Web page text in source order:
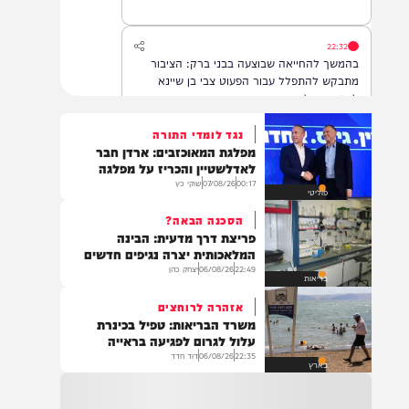
22:32
בהמשך להחייאה שבוצעה בבני ברק: הציבור
לרפואה שלמה
21:32
בין הזמנים: שלושה בחורי ישיבות חולצו
מהכינרת לאחר שנסחפו לעומק האגם, בחוף
בלתי מוכרז כשהם על גבי אביזר ציפה.
21:31
בני ברק: חובשים ופראמדיקים של ארגון הצלה
מבצעים פעולות החייאה על תינוק כבן שנה וחצי
לאחר שנחנק משקית.
פוליטי
נגד לומדי התורה
מפלגת המאוכזבים: ארדן חבר
לאדלשטיין והכריז על מפלגה
00:17
07/08/26שוקי כץ
בריאות
הסכנה הבאה?
פריצת דרך מדעית: הבינה
המלאכותית יצרה נגיפים חדשים
22:49
06/08/26יצחק כהן
אזהרה לרוחצים
משרד הבריאות: טפיל בכינרת